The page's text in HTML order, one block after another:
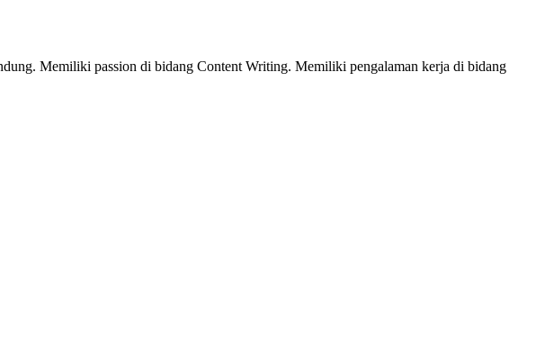
Memiliki passion di bidang Content Writing. Memiliki pengalaman kerja di bidang